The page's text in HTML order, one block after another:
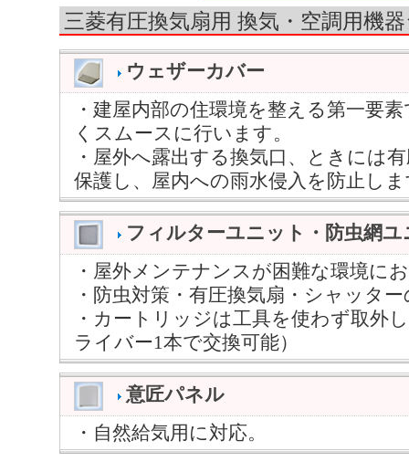
三菱有圧換気扇用 換気・空調用機
ウェザーカバー
・建屋内部の住環境を整える第一要
くスムースに行います。
・屋外へ露出する換気口、ときには
保護し、屋内への雨水侵入を防止し
フィルターユニット・防虫網ユ
・屋外メンテナンスが困難な環境に
・防虫対策・有圧換気扇・シャッタ
・カートリッジは工具を使わず取外
ライバー1本で交換可能）
意匠パネル
・自然給気用に対応。